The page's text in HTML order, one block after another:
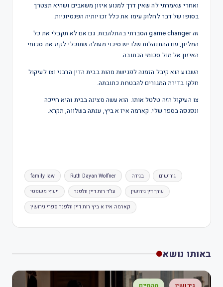
ואחרי שאמרתי לה שאין דרך למנוע איזון משאבים ושהיא תצטרך
בסופו של דבר לחלוק עימו את כלל זכויותיה הפנסיוניות.
זה game changer הסברתי בהתלהבות. גם אם לא תקבלי את כל
המליון, עם ההתנהלות שלו יש סיכוי מעולה שתוכלי לקזז את סכומי
האיזון אל מול סכומי הכתובה.
השבוע הוא קיבל הזמנה לפגישת מהות בבית הדין הרבני וצו לעיקול
חלקו בדירת המגורים להבטחת כתובתה.
צו העיקול הזה טלטל אותו. הוא עשה סצינה בבית והיא חייכה
ונפנפה בספר שלי. קארמה איז א ביץ, ענתה בשלווה, תקרא.
family law Ruth Dayan Wolfner בגידה גירושים
ייעוץ משפטי עו"ד רות דיין וולפנר עורך דין גירושין
קארמה איז א ביץ רות דיין וולפנר ספרי גירושין
באותו נושא